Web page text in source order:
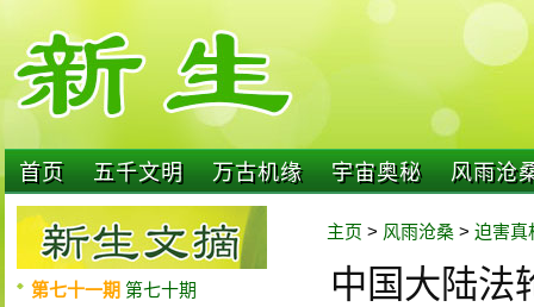
首页 五千文明 万古机缘 宇宙奥秘 风雨沧
第七十一期 第七十期
主页 > 风雨沧桑 > 迫害真
中国大陆法